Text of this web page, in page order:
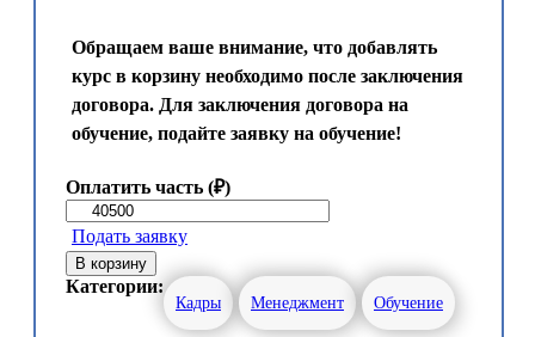
Обращаем ваше внимание, что добавлять
курс в корзину необходимо после заключения
договора. Для заключения договора на
обучение, подайте заявку на обучение!
Оплатить часть (₽)
Подать заявку
В корзину
Категории:
Кадры Менеджмент Обучение